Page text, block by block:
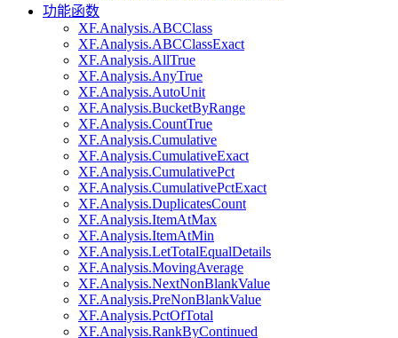
功能函数
XF.Analysis.ABCClass
XF.Analysis.ABCClassExact
XF.Analysis.AllTrue
XF.Analysis.AnyTrue
XF.Analysis.AutoUnit
XF.Analysis.BucketByRange
XF.Analysis.CountTrue
XF.Analysis.Cumulative
XF.Analysis.CumulativeExact
XF.Analysis.CumulativePct
XF.Analysis.CumulativePctExact
XF.Analysis.DuplicatesCount
XF.Analysis.ItemAtMax
XF.Analysis.ItemAtMin
XF.Analysis.LetTotalEqualDetails
XF.Analysis.MovingAverage
XF.Analysis.NextNonBlankValue
XF.Analysis.PreNonBlankValue
XF.Analysis.PctOfTotal
XF.Analysis.RankByContinued